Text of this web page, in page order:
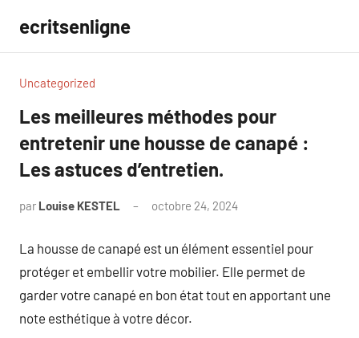
contenu
ecritsenligne
Uncategorized
Les meilleures méthodes pour
entretenir une housse de canapé :
Les astuces d’entretien.
par Louise KESTEL octobre 24, 2024
La housse de canapé est un élément essentiel pour
protéger et embellir votre mobilier. Elle permet de
garder votre canapé en bon état tout en apportant une
note esthétique à votre décor.